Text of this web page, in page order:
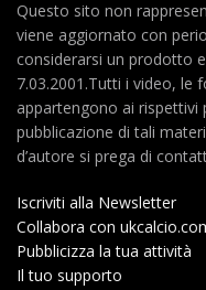
Questo sito non
viene aggiornato con
considerarsi un prodotto
7.03.2001.Tutti i video, le
appartengono ai rispettivi
pubblicazione di tali
d’autore si prega di
Iscriviti alla Newsletter
Collabora con
Pubblicizza la tua attività
Il tuo supporto